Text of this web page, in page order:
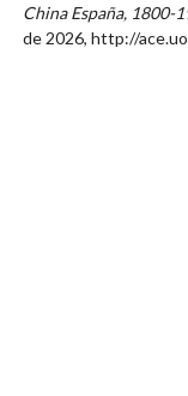
China España, 1800-
de 2026,http://